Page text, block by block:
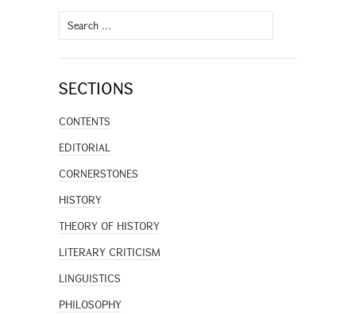
Search
for:
SECTIONS
CONTENTS
EDITORIAL
CORNERSTONES
HISTORY
THEORY OF HISTORY
LITERARY CRITICISM
LINGUISTICS
PHILOSOPHY